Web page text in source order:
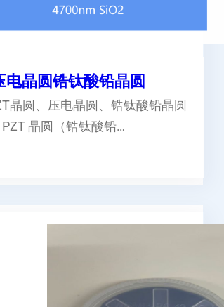
晶圆锆钛酸铅晶圆
晶圆、压电晶圆、锆钛酸铅晶圆
晶圆（锆钛酸铅…